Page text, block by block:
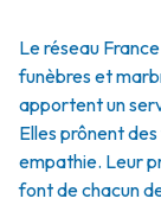
Le réseau
funèbres et
apportent un
Elles prônent
empathie. Leur
font de chacun